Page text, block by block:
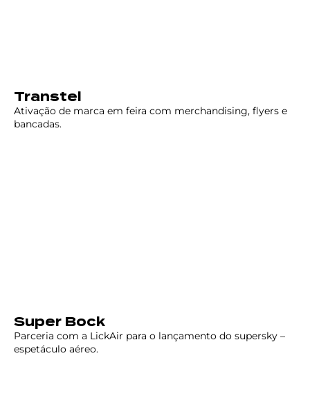
Transtel
Ativação de marca em feira com merchandising, flyers e
bancadas.
Super Bock
Parceria com a LickAir para o lançamento do supersky –
espetáculo aéreo.